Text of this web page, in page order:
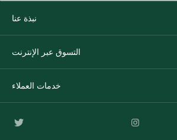
نبذة عنا
التسوق عبر الإنترنت
خدمات العملاء